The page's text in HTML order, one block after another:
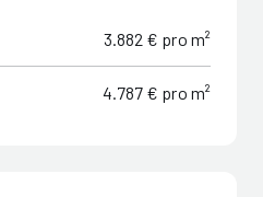
3.882 € pro m²
4.787 € pro m²